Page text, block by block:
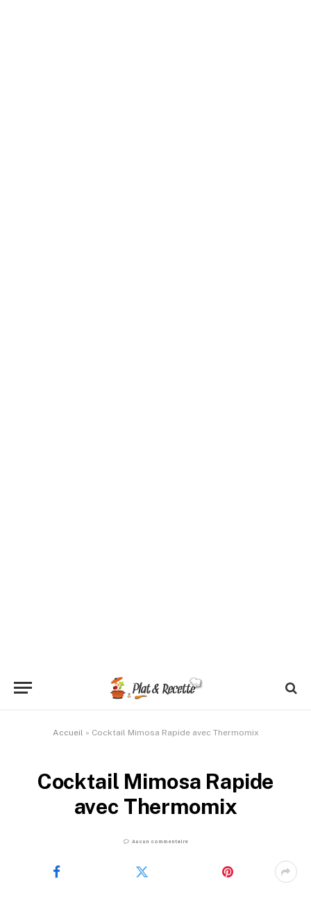
Accueil » Cocktail Mimosa Rapide avec Thermomix
Cocktail Mimosa Rapide
avec Thermomix
Aucun commentaire